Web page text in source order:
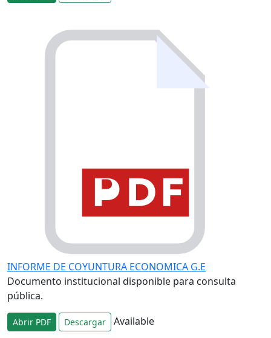
INFORME DE COYUNTURA ECONOMICA G.E
Documento institucional disponible para consulta
pública.
Abrir PDF Descargar Available